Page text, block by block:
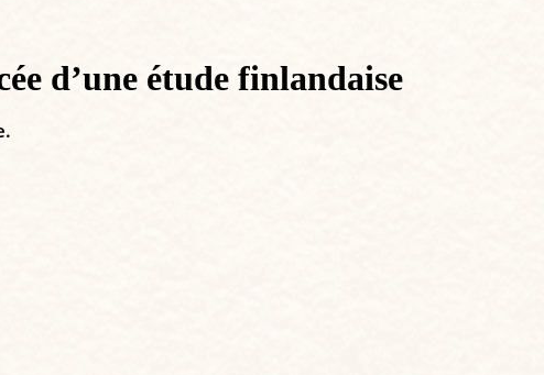
d’une étude finlandaise